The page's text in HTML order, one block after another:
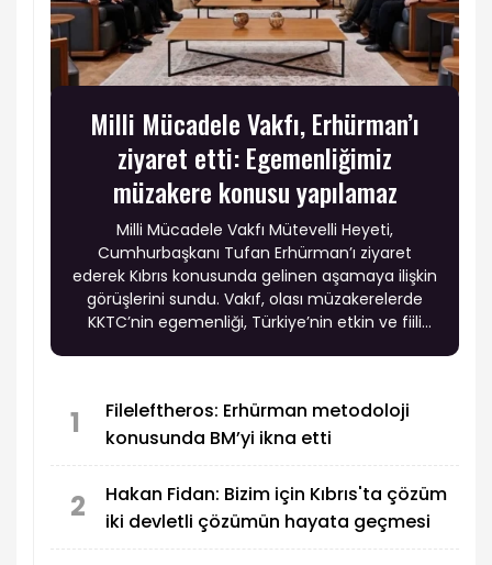
Milli Mücadele Vakfı, Erhürman’ı
ziyaret etti: Egemenliğimiz
müzakere konusu yapılamaz
Milli Mücadele Vakfı Mütevelli Heyeti,
Cumhurbaşkanı Tufan Erhürman’ı ziyaret
ederek Kıbrıs konusunda gelinen aşamaya ilişkin
görüşlerini sundu. Vakıf, olası müzakerelerde
KKTC’nin egemenliği, Türkiye’nin etkin ve fiili
sürmesi halinde KKTC’nin tanınmasına yönelik
adımların gündeme taşınmasını istedi.
1
Fileleftheros: Erhürman metodoloji
konusunda BM’yi ikna etti
2
Hakan Fidan: Bizim için Kıbrıs'ta çözüm
iki devletli çözümün hayata geçmesi